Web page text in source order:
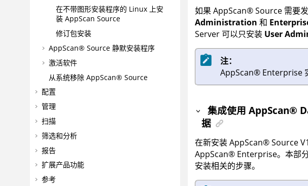
在不带图形安装程序的 Linux 上安
装 AppScan Source
修订包安装
AppScan® Source 静默安装程序
激活软件
从系统移除 AppScan® Source
配置
管理
扫描
筛选和分析
报告
扩展产品功能
参考
如果 AppScan®Source需要
Administration 和
Server可以只安装 User
注：
AppScan®Enterprise
集成使用 AppScan®
据
在新安装AppScan®Source
AppScan®Enterprise。本部
安装相关的步骤。